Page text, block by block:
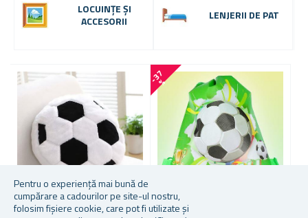
Pentru o experiență mai bună de
cumpărare a cadourilor pe site-ul nostru,
folosim fișiere cookie, care pot fi utilizate și
LOCUINȚE ȘI
ACCESORII
LENJERII DE PAT
-
3
7
%